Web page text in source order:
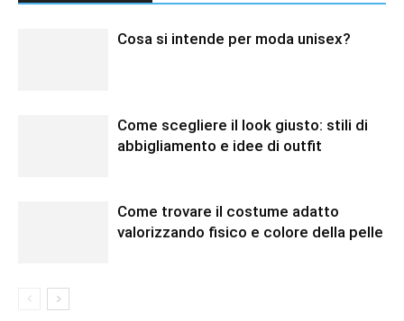
Cosa si intende per moda unisex?
Come scegliere il look giusto: stili di
abbigliamento e idee di outfit
Come trovare il costume adatto
valorizzando fisico e colore della pelle